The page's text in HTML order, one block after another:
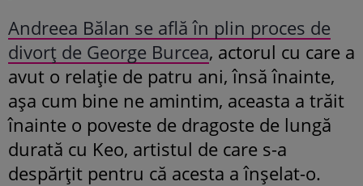
Andreea Bălan se află în plin proces de
divorț de George Burcea, actorul cu care a
avut o relație de patru ani, însă înainte,
așa cum bine ne amintim, aceasta a trăit
înainte o poveste de dragoste de lungă
durată cu Keo, artistul de care s-a
despărțit pentru că acesta a înșelat-o.